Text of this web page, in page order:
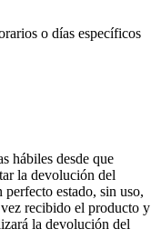
o días específicos
hábiles desde que
la devolución del
perfecto estado, sin uso,
recibido el producto y
la devolución del